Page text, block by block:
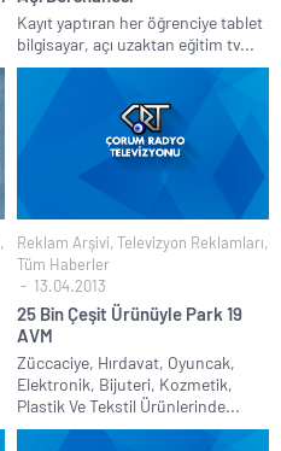
Kayıt yaptıran her öğrenciye tablet
bilgisayar, açı uzaktan eğitim tv...
,
Reklam Arşivi, Televizyon Reklamları,
Tüm Haberler
13.04.2013
25 Bin Çeşit Ürünüyle Park 19
AVM
Züccaciye, Hırdavat, Oyuncak,
Elektronik, Bijuteri, Kozmetik,
Plastik Ve Tekstil Ürünlerinde...